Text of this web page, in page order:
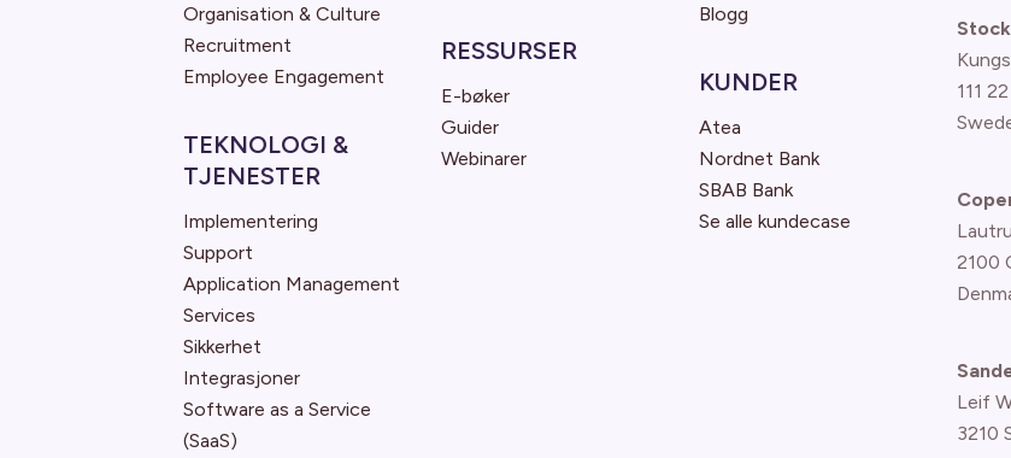
Organisation & Culture
Recruitment
Employee Engagement
TEKNOLOGI &
TJENESTER
Implementering
Support
Application Management
Services
Sikkerhet
Integrasjoner
Software as a Service
(SaaS)
RESSURSER
E-bøker
Guider
Webinarer
Blogg
KUNDER
Atea
Nordnet Bank
SBAB Bank
Se alle kundecase
111
2100
Leif
3210